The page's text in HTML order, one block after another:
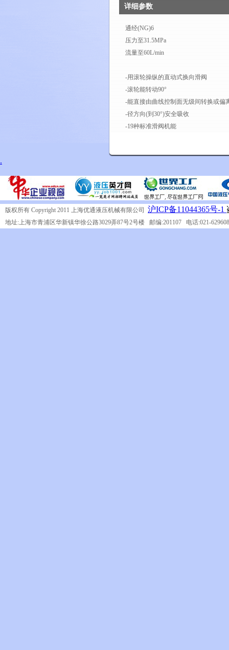
详细参数
通经(NG)6
压力至31.5MPa
流量至60L/min
-用滚轮操纵的直动式换向滑阀
-滚轮能转动90°
-能直接由曲线控制面无级间转换或偏
-径方向(到30°)安全吸收
-19种标准滑阀机能
.
版权所有 Copyright 2011 上海优通液压机械有限公司 沪ICP备11044365号-1
地址:上海市青浦区华新镇华徐公路3029弄87号2号楼 邮编:201107 电话:021-